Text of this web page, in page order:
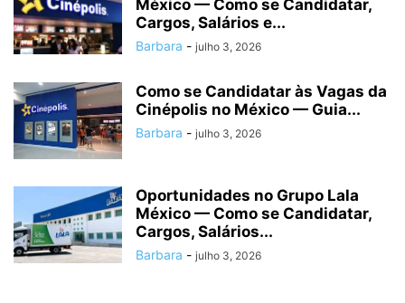
México — Como se Candidatar,
Cargos, Salários e...
Barbara - julho 3, 2026
Como se Candidatar às Vagas da
Cinépolis no México — Guia...
Barbara - julho 3, 2026
Oportunidades no Grupo Lala
México — Como se Candidatar,
Cargos, Salários...
Barbara - julho 3, 2026